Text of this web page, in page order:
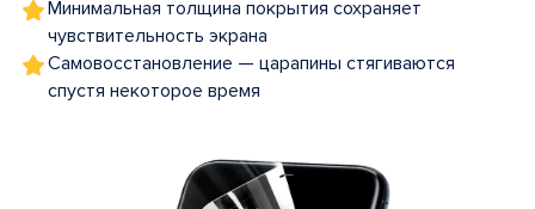
Минимальная толщина покрытия сохраняет
чувствительность экрана
Самовосстановление — царапины стягиваются
спустя некоторое время